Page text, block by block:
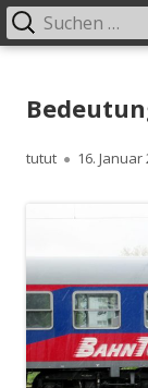
zum
Primäres
Autor
tutut 16. Januar